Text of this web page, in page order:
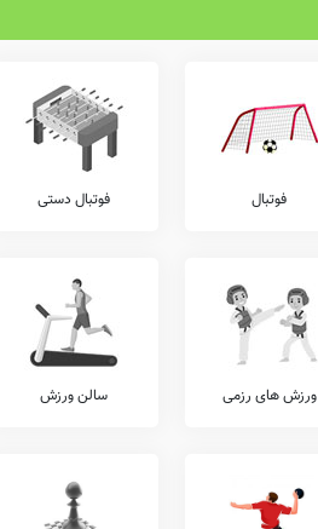
فوتبال فوتبال دستی
ورزش های رزمی سالن ورزش